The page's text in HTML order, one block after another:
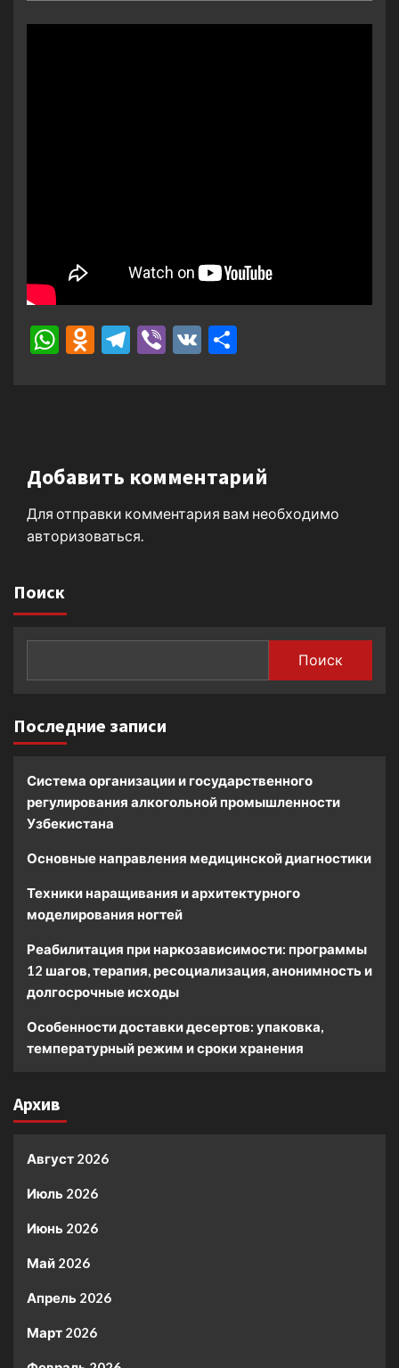
WhatsApp
Odnoklassniki
Telegram
Viber
VK
Добавить комментарий
Для отправки комментария вам необходимо
авторизоваться
Поиск
Поиск
Последние записи
Система организации и государственного
регулирования алкогольной промышленности
Узбекистана
Основные направления медицинской диагностики
Техники наращивания и архитектурного
моделирования ногтей
Реабилитация при наркозависимости: программы
12 шагов, терапия, ресоциализация, анонимность и
долгосрочные исходы
Особенности доставки десертов: упаковка,
температурный режим и сроки хранения
Архив
Август 2026
Июль 2026
Июнь 2026
Май 2026
Апрель 2026
Март 2026